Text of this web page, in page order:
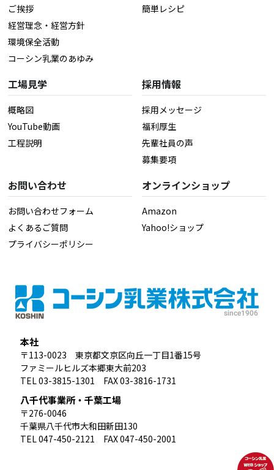
ご挨拶
経営理念・経営方針
環境保全活動
コーシン乳業のあゆみ
簡単レシピ
工場見学
概略図
YouTube動画
工程説明
採用情報
採用メッセージ
福利厚生
先輩社員の声
募集要項
お問い合わせ
お問い合わせフォーム
よくあるご質問
プライバシーポリシー
オンラインショップ
Amazon
Yahoo!ショップ
本社
〒113-0023 東京都文京区向丘一丁目1番15号
ファミールヒルズ本郷東大前203
TEL 03-3815-1301 FAX 03-3816-1731
八千代事業所・千葉工場
〒276-0046
千葉県八千代市大和田新田130
TEL 047-450-2121 FAX 047-450-2001